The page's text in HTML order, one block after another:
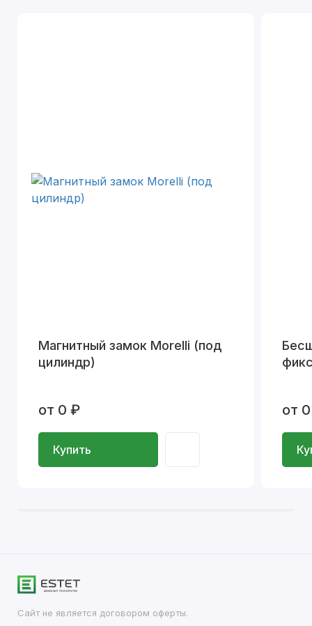
Магнитный замок Morelli (под
цилиндр)
от 0 ₽
Купить
от
Сайт не является договором оферты.